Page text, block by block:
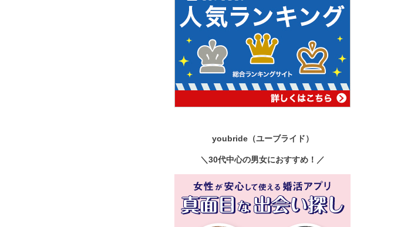
youbride（ユーブライド）
＼30代中心の男女におすすめ！／